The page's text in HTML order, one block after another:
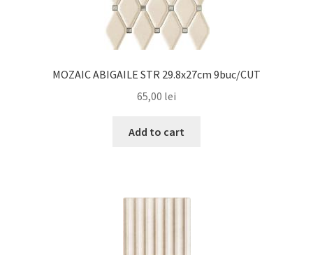
MOZAIC ABIGAILE STR 29.8x27cm 9buc/CUT
65,00 lei
Add to cart